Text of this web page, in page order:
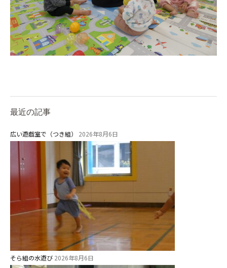
最近の記事
広い遊戯室で（つき組） 2026年8月6日
そら組の水遊び 2026年8月6日
学校法⼈鴨⾕学園 鳳幼稚園
学校法⼈諏訪森学園 諏訪森幼稚
園
⼤阪府私⽴幼稚園連盟